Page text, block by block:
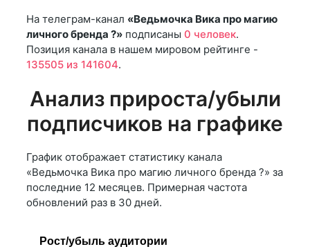
На телеграм-канал «Ведьмочка Вика про магию
личного бренда ?» подписаны 0 человек.
Позиция канала в нашем мировом рейтинге -
135505 из 141604.
Анализ прироста/убыли
подписчиков на графике
График отображает статистику канала
«Ведьмочка Вика про магию личного бренда ?» за
последние 12 месяцев. Примерная частота
обновлений раз в 30 дней.
Рост/убыль аудитории